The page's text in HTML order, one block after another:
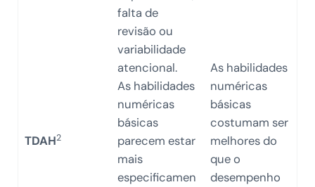
TDAH2
falta de
revisão ou
variabilidade
atencional.
As habilidades
numéricas
básicas
parecem estar
mais
especificamen
As habilidades
numéricas
básicas
costumam ser
melhores do
que o
desempenho